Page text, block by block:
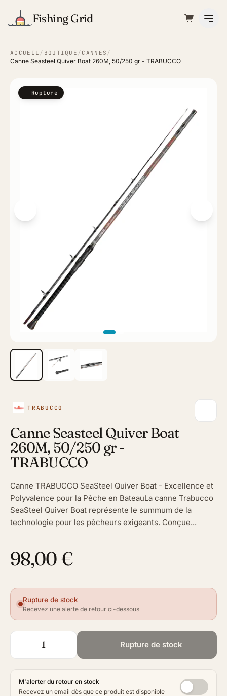
Fishing Grid
ACCUEIL / BOUTIQUE / CANNES /
Canne Seasteel Quiver Boat 260M, 50/250 gr - TRABUCCO
Rupture
TRABUCCO
Canne Seasteel Quiver Boat
260M, 50/250 gr -
TRABUCCO
Canne TRABUCCO SeaSteel Quiver Boat - Excellence et
Polyvalence pour la Pêche en BateauLa canne Trabucco
SeaSteel Quiver Boat représente le summum de la
technologie pour les pêcheurs exigeants. Conçue...
98,00 €
Rupture de stock
Recevez une alerte de retour ci-dessous
Rupture de stock
M'alerter du retour en stock
Recevez un email dès que ce produit est disponible